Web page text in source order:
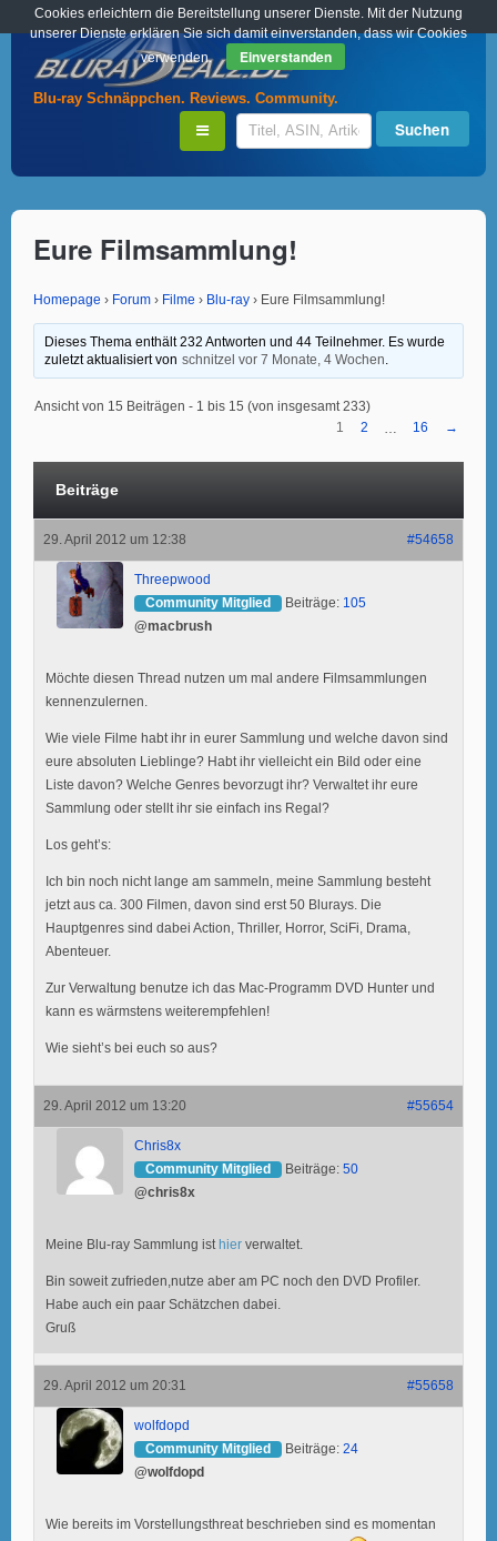
Blu-ray Schnäppchen. Reviews. Community.
Eure Filmsammlung!
Homepage › Forum › Filme › Blu-ray › Eure Filmsammlung!
Dieses Thema enthält 232 Antworten und 44 Teilnehmer. Es wurde
zuletzt aktualisiert von schnitzel vor 7 Monate, 4 Wochen
Ansicht von 15 Beiträgen - 1 bis 15 (von insgesamt 233)
1
2 16 →
Beiträge
29. April 2012 um 12:38 #54658
Threepwood
Community Mitglied
Beiträge: 105
@macbrush
Möchte diesen Thread nutzen um mal andere Filmsammlungen
kennenzulernen.
Wie viele Filme habt ihr in eurer Sammlung und welche davon sind
eure absoluten Lieblinge? Habt ihr vielleicht ein Bild oder eine
Liste davon? Welche Genres bevorzugt ihr? Verwaltet ihr eure
Sammlung oder stellt ihr sie einfach ins Regal?
Los geht’s:
Ich bin noch nicht lange am sammeln, meine Sammlung besteht
jetzt aus ca. 300 Filmen, davon sind erst 50 Blurays. Die
Hauptgenres sind dabei Action, Thriller, Horror, SciFi, Drama,
Abenteuer.
Zur Verwaltung benutze ich das Mac-Programm DVD Hunter und
kann es wärmstens weiterempfehlen!
Wie sieht’s bei euch so aus?
29. April 2012 um 13:20 #55654
Chris8x
Community Mitglied
Beiträge: 50
@chris8x
Meine Blu-ray Sammlung ist hier verwaltet.
Bin soweit zufrieden,nutze aber am PC noch den DVD Profiler.
Habe auch ein paar Schätzchen dabei.
Gruß
29. April 2012 um 20:31 #55658
wolfdopd
Community Mitglied
Beiträge: 24
@wolfdopd
Wie bereits im Vorstellungsthreat beschrieben sind es momentan
Cookies erleichtern die Bereitstellung unserer Dienste. Mit der Nutzung
unserer Dienste erklären Sie sich damit einverstanden, dass wir Cookies
verwenden.
Einverstanden